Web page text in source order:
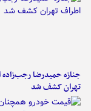
جنازه حمیدرضا
تهران کشف شد